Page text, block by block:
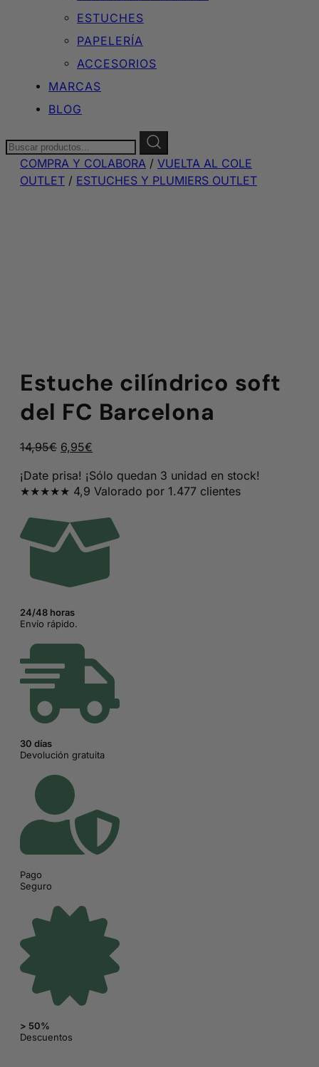
ESTUCHES
PAPELERÍA
ACCESORIOS
MARCAS
BLOG
Buscar:
COMPRA Y COLABORA / VUELTA AL COLE
OUTLET / ESTUCHES Y PLUMIERS OUTLET
Estuche cilíndrico soft
del FC Barcelona
14,95€ El
original
era:
14,95€.
6,95€
actual
es:
6,95€.
¡Date prisa! ¡Sólo quedan 3 unidad en stock!
★★★★★ 4,9 Valorado por 1.477 clientes
24/48 horas
Envío rápido.
30 días
Devolución gratuita
Pago
Seguro
> 50%
Descuentos